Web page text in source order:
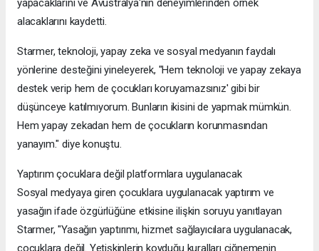
yapacaklarını ve Avustralya'nın deneyimlerinden örnek
alacaklarını kaydetti.
Starmer, teknoloji, yapay zeka ve sosyal medyanın faydalı
yönlerine desteğini yineleyerek, "Hem teknoloji ve yapay zekaya
destek verip hem de çocukları koruyamazsınız' gibi bir
düşünceye katılmıyorum. Bunların ikisini de yapmak mümkün.
Hem yapay zekadan hem de çocukların korunmasından
yanayım." diye konuştu.
Yaptırım çocuklara değil platformlara uygulanacak
Sosyal medyaya giren çocuklara uygulanacak yaptırım ve
yasağın ifade özgürlüğüne etkisine ilişkin soruyu yanıtlayan
Starmer, "Yasağın yaptırımı, hizmet sağlayıcılara uygulanacak,
çocuklara değil. Yetişkinlerin koyduğu kuralları çiğnemenin